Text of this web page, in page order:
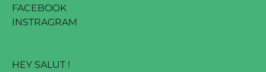
FACEBOOK
INSTRAGRAM
HEY SALUT !